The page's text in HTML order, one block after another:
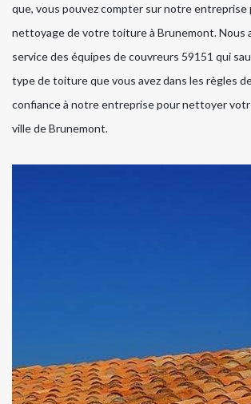
que, vous pouvez compter sur notre entreprise
nettoyage de votre toiture à Brunemont. Nous
service des équipes de couvreurs 59151 qui
type de toiture que vous avez dans les règles
confiance à notre entreprise pour nettoyer
ville de Brunemont.